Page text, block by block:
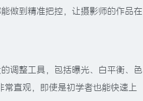
做到精准把控，让摄影师的作品在
调整工具，包括曝光、白平衡、色
直观，即使是初学者也能快速上